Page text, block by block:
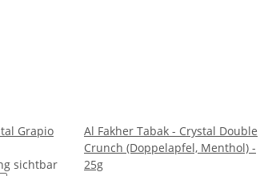
Grapio
sichtbar
Al Fakher Tabak - Crystal Double
Crunch (Doppelapfel, Menthol) -
25g